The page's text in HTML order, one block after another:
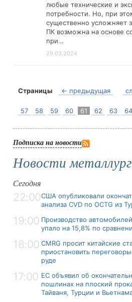
любые технические и
потребности. Но, при
существенно усложняет
ПК возможна на основе
при…
29.03.2024
Страницы ← предыдущая
57 58 59 60 61 62 63 64
Подписка на новости
Новости
Сегодня
22:00США опубликовали
анализа CVD по OCTG из
19:00 Производство
упало на 15,8% по
18:00 CMRG просит китайские
приостановить
руде
17:00 ЕС объявил об
пошлинах на плоский
Тайваня, Турции и